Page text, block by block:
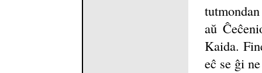
aŭ
Kaida.
eĉ se ĝi